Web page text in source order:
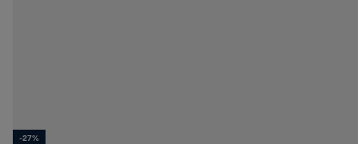
-27%